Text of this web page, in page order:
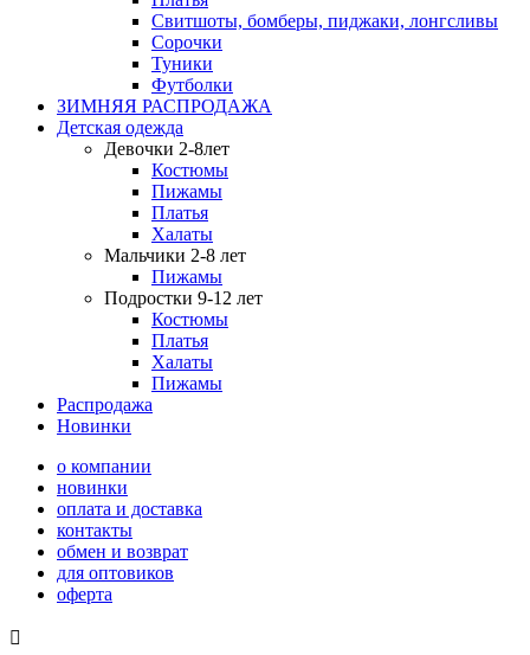
Свитшоты, бомберы, пиджаки, лонгсливы
Сорочки
Туники
Футболки
ЗИМНЯЯ РАСПРОДАЖА
Детская одежда
Девочки 2-8лет
Костюмы
Пижамы
Платья
Халаты
Мальчики 2-8 лет
Пижамы
Подростки 9-12 лет
Костюмы
Платья
Халаты
Пижамы
Распродажа
Новинки
о компании
новинки
оплата и доставка
контакты
обмен и возврат
для оптовиков
оферта
